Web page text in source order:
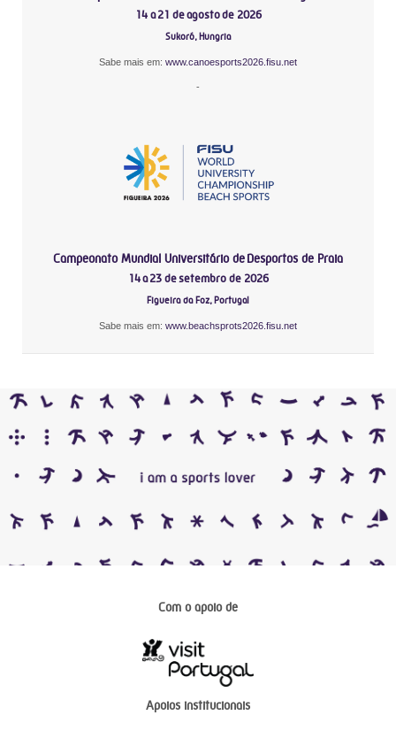
14 a 21 de agosto de 2026
Sukoró, Hungria
Sabe mais em: www.canoesports2026.fisu.net
-
Campeonato Mundial Universitário de Desportos de Praia
14 a 23 de setembro de 2026
Figueira da Foz, Portugal
Sabe mais em: www.beachsprots2026.fisu.net
Com o apoio de
Apoios institucionais